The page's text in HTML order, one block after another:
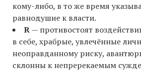
кому-либо, в то же время
равнодушие к власти.
R— противостоят
в себе, храбрые, увлечённые
неоправданному риску,
склонны к непререкаемым